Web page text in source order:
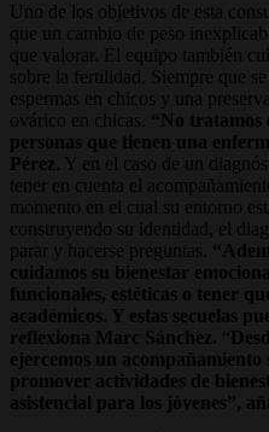
Uno de los objetivos de esta
que un cambio de peso
que valorar. El equipo también
sobre la fertilidad. Siempre que
espermas en chicos y una
ovárico en chicas. “No tratamos
personas que tienen una
Pérez . Y en el caso de un
tener en cuenta el
momento en el cual su entorno
construyendo su identidad, el
parar y hacerse preguntas.
cuidamos su bienestar
funcionales, estéticas o tener
académicos. Y estas secuelas
reflexiona Marc Sánchez. “
ejercemos un acompañamiento
promover actividades de
asistencial para los jóvenes”,